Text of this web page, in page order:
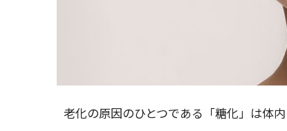
老化の原因のひとつである「糖化」は体